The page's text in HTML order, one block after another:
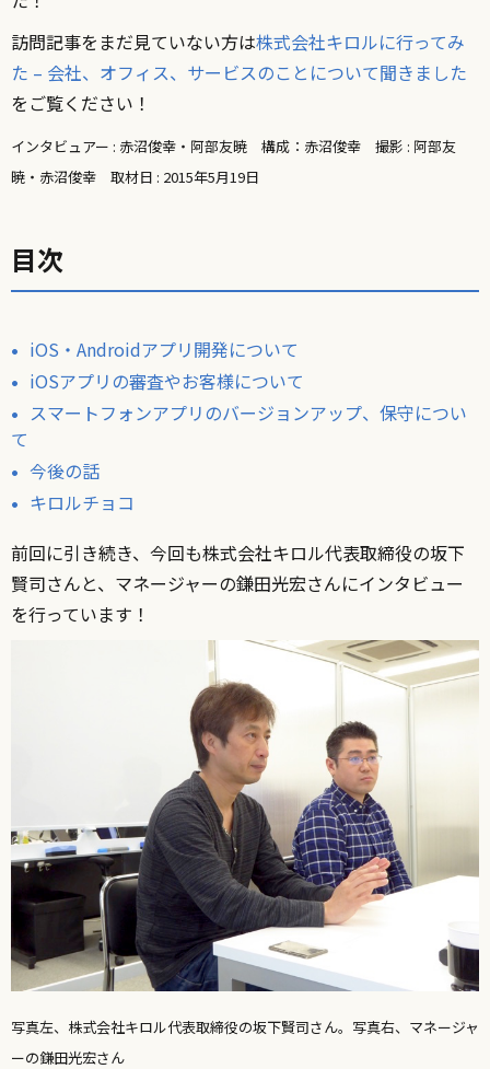
訪問記事をまだ見ていない方は株式会社キロルに行ってみ
た – 会社、オフィス、サービスのことについて聞きました
をご覧ください！
インタビュアー : 赤沼俊幸・阿部友暁 構成：赤沼俊幸 撮影 : 阿部友
暁・赤沼俊幸 取材日 : 2015年5月19日
目次
iOS・Androidアプリ開発について
iOSアプリの審査やお客様について
スマートフォンアプリのバージョンアップ、保守につい
て
今後の話
キロルチョコ
前回に引き続き、今回も株式会社キロル代表取締役の坂下
賢司さんと、マネージャーの鎌田光宏さんにインタビュー
を行っています！
写真左、株式会社キロル代表取締役の坂下賢司さん。写真右、マネージャ
ーの鎌田光宏さん